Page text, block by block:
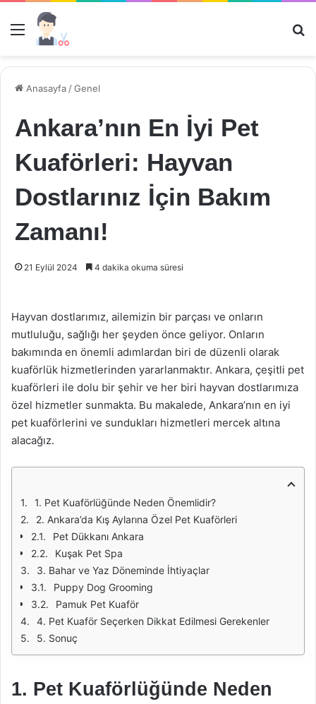
Menü
Anasayfa /Genel
Ankara’nın En İyi Pet
Kuaförleri: Hayvan
Dostlarınız İçin Bakım
Zamanı!
21 Eylül 2024 4 dakika okuma süresi
Hayvan dostlarımız, ailemizin bir parçası ve onların
mutluluğu, sağlığı her şeyden önce geliyor. Onların
bakımında en önemli adımlardan biri de düzenli olarak
kuaförlük hizmetlerinden yararlanmaktır. Ankara, çeşitli pet
kuaförleri ile dolu bir şehir ve her biri hayvan dostlarımıza
özel hizmetler sunmakta. Bu makalede, Ankara’nın en iyi
pet kuaförlerini ve sundukları hizmetleri mercek altına
alacağız.
1. Pet Kuaförlüğünde Neden Önemlidir?
2. Ankara’da Kış Aylarına Özel Pet Kuaförleri
Pet Dükkanı Ankara
Kuşak Pet Spa
3. Bahar ve Yaz Döneminde İhtiyaçlar
Puppy Dog Grooming
Pamuk Pet Kuaför
4. Pet Kuaför Seçerken Dikkat Edilmesi Gerekenler
5. Sonuç
1. Pet Kuaförlüğünde Neden